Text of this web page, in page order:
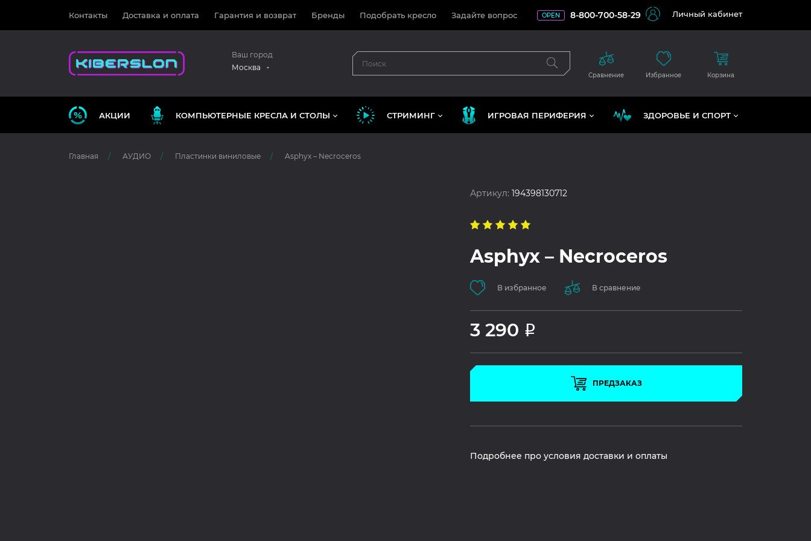
Контакты Доставка и оплата Гарантия и возврат Бренды Подобрать кресло Задайте вопрос OPEN 8-800-700-58-29 Личный кабинет
Ваш город
Москва
Сравнение Избранное Корзина
АКЦИИ КОМПЬЮТЕРНЫЕ КРЕСЛА И СТОЛЫ СТРИМИНГ ИГРОВАЯ ПЕРИФЕРИЯ ЗДОРОВЬЕ И СПОРТ
Главная АУДИО Пластинки виниловые Asphyx – Necroceros
Артикул:194398130712
Asphyx – Necroceros
В избранное В сравнение
3 290 Р
ПРЕДЗАКАЗ
Подробнее про условия доставки и оплаты